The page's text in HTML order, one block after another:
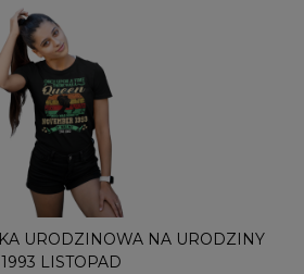
URODZINOWA NA URODZINY
1993 LISTOPAD